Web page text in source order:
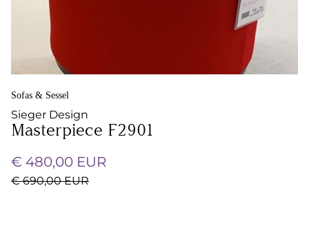
Sofas & Sessel
Sieger Design
Masterpiece F2901
€ 480,00 EUR
€ 690,00 EUR